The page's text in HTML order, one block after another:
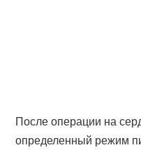
После операции на
определенный режим